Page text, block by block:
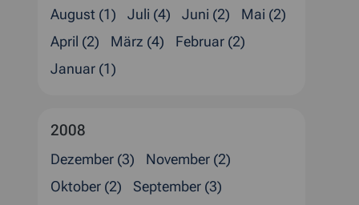
August (1)
Juli (4) Juni (2)
Mai (2)
April (2)
März (4)
Februar (2)
Januar (1)
2008
Dezember (3)
November (2)
Oktober (2)
September (3)